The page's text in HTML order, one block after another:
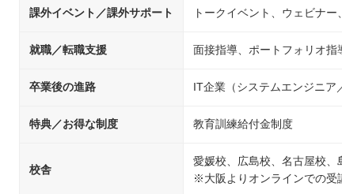
課外イベント／課外サポート トークイベント、ウェビナー
就職／転職支援 面接指導、ポートフォリオ
卒業後の進路 IT企業（システムエンジニ
特典／お得な制度 教育訓練給付金制度
校舎
愛媛校、広島校、名古屋校、
※大阪よりオンラインでの受